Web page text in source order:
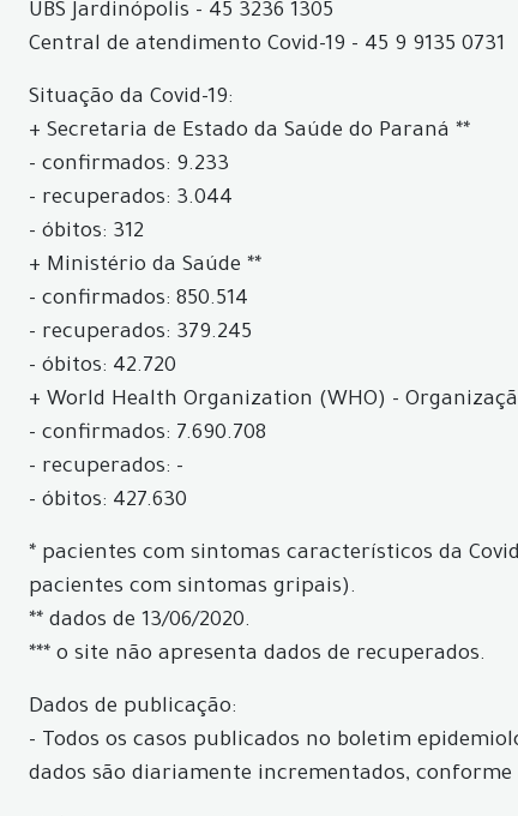
UBS Jardinópolis - 45 3236 1305
Central de atendimento Covid-19 - 45 9 9135 0731
Situação da Covid-19:
+ Secretaria de Estado da Saúde do Paraná **
- confirmados: 9.233
- recuperados: 3.044
- óbitos: 312
+ Ministério da Saúde **
- confirmados: 850.514
- recuperados: 379.245
- óbitos: 42.720
+ World Health Organization (WHO) -
- confirmados: 7.690.708
- recuperados: -
- óbitos: 427.630
* pacientes com sintomas característicos da
pacientes com sintomas gripais).
** dados de 13/06/2020.
*** o site não apresenta dados de recuperados.
Dados de publicação:
- Todos os casos publicados no boletim
dados são diariamente incrementados, conforme